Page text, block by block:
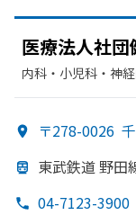
医療法人社
内科・​小児科・​神
〒278-0026
東武鉄道 野田
04-7123-3900